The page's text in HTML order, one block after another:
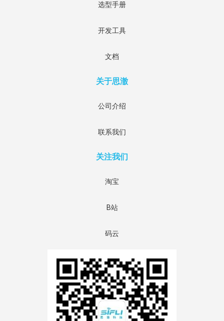
选型手册
开发工具
文档
关于思澈
公司介绍
联系我们
关注我们
淘宝
B站
码云